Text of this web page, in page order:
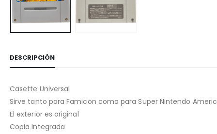
DESCRIPCIÓN
Casette Universal
Sirve tanto para Famicon como para Super Nintendo
El exterior es original
Copia Integrada